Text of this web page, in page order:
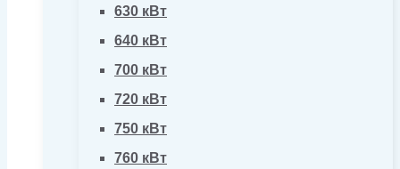
630 кВт
640 кВт
700 кВт
720 кВт
750 кВт
760 кВт